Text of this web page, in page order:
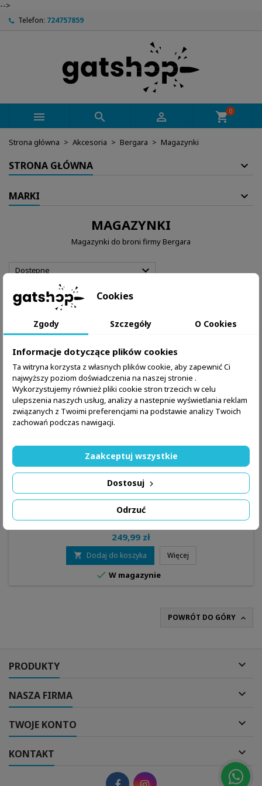
-->
Telefon: 724757859
   shopping_cart0
Strona główna Akcesoria Bergara Magazynki
STRONA GŁÓWNA
MARKI
MAGAZYNKI
Magazynki do broni firmy Bergara
Dostępne 
Pokazano 1-1 z 1 pozycji
MARKA:BERGARA
MAGAZYNEK AICS DO BERGARY B14R 10 NABOJOWY -
BERGARA
249,99 zł
 Dodaj do koszyka Więcej
 W magazynie
POWRÓT DO GÓRY 
PRODUKTY 
NASZA FIRMA 
TWOJE KONTO 
KONTAKT 
Cookies
Zgody Szczegóły O Cookies
Informacje dotyczące plików cookies
Ta witryna korzysta z własnych plików cookie, aby zapewnić Ci
najwyższy poziom doświadczenia na naszej stronie .
Wykorzystujemy również pliki cookie stron trzecich w celu
ulepszenia naszych usług, analizy a nastepnie wyświetlania reklam
związanych z Twoimi preferencjami na podstawie analizy Twoich
zachowań podczas nawigacji.
Odrzuć
Dostosuj
Zaakceptuj wszystkie